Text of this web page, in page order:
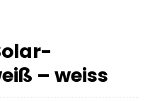
– weiss